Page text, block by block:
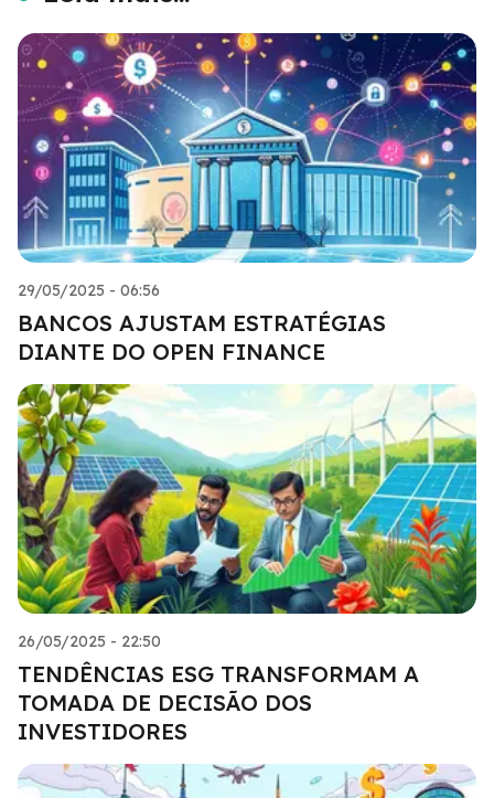
29/05/2025 - 06:56
BANCOS AJUSTAM ESTRATÉGIAS
DIANTE DO OPEN FINANCE
26/05/2025 - 22:50
TENDÊNCIAS ESG TRANSFORMAM A
TOMADA DE DECISÃO DOS
INVESTIDORES